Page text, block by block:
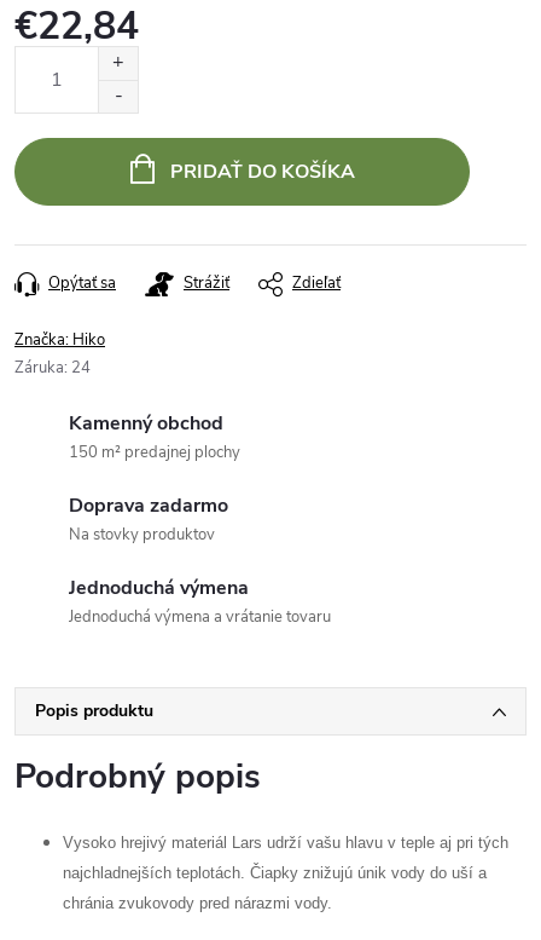
€22,84
PRIDAŤ DO KOŠÍKA
Opýtať sa Strážiť Zdieľať
Značka: Hiko
Záruka: 24
Kamenný obchod
150 m² predajnej plochy
Doprava zadarmo
Na stovky produktov
Jednoduchá výmena
Jednoduchá výmena a vrátanie tovaru
Popis produktu
Podrobný popis
Vysoko hrejivý materiál Lars udrží vašu hlavu v teple aj pri tých
najchladnejších teplotách. Čiapky znižujú únik vody do uší a
chránia zvukovody pred nárazmi vody.